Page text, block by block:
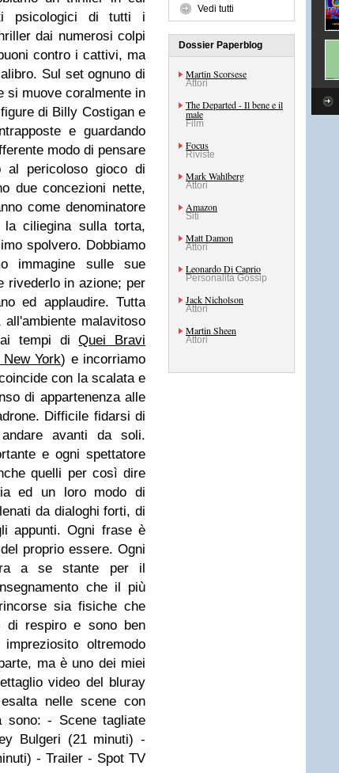
psicologici di tutti i
dai numerosi colpi
contro i cattivi, ma
Sul set ognuno di
si muove coralmente in
di Billy Costigan e
e guardando
modo di pensare
pericoloso gioco di
due concezioni nette,
come denominatore
ciliegina sulla torta,
spolvero. Dobbiamo
immagine sulle sue
rivederlo in azione; per
ed applaudire. Tutta
malavitoso
tempi diQuei Bravi
York) e incorriamo
con la scalata e
di appartenenza alle
Difficile fidarsi di
avanti da soli.
e ogni spettatore
quelli per così dire
ed un loro modo di
da dialoghi forti, di
appunti. Ogni frase è
proprio essere. Ogni
a se stante per il
che il più
sia fisiche che
di respiro e sono ben
oltremodo
ma è uno dei miei
video del bluray
nelle scene con
sono: - Scene tagliate
Bulgeri (21 minuti) -
- Trailer - Spot TV
Vedi tutti
Dossier Paperblog
Martin Scorsese
Attori
The Departed - Il bene e il
male
Film
Focus
Riviste
Mark Wahlberg
Attori
Amazon
Siti
Matt Damon
Attori
Leonardo Di Caprio
Personalità Gossip
Jack Nicholson
Attori
Martin Sheen
Attori